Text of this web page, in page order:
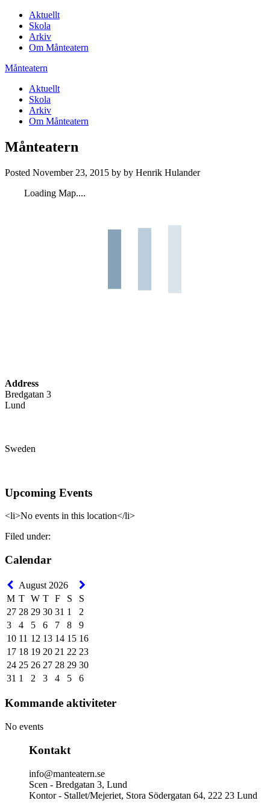
Aktuellt
Skola
Arkiv
Om Månteatern
Månteatern
Aktuellt
Skola
Arkiv
Om Månteatern
Månteatern
Posted November 23, 2015 by by Henrik Hulander
Loading Map....
Address
Bredgatan 3
Lund
Sweden
Upcoming Events
<li>No events in this location</li>
Filed under:
Calendar
August 2026
M T W T F S
S
27 28 29 30 31 1
2
3
4 5 6 7 8
9
10 11 12 13 14 15 16
17 18 19 20 21 22 23
24 25 26 27 28 29 30
31 1 2 3 4 5 6
Kommande aktiviteter
No events
Kontakt
info@manteatern.se
Scen - Bredgatan 3, Lund
Kontor - Stallet/Mejeriet, Stora Södergatan 64, 222 23 Lund